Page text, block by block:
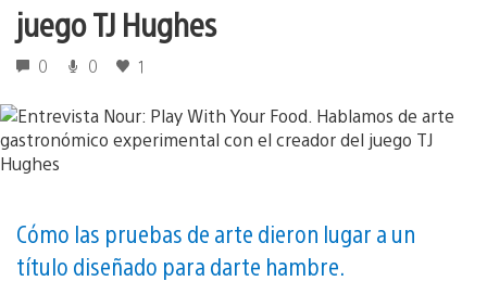
juego TJ Hughes
0 0 1
Cómo las pruebas de arte dieron lugar a un
título diseñado para darte hambre.